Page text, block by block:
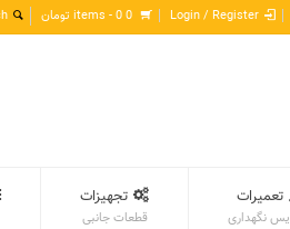
Login / Register
0 items -
0 تومان
تعمیرات
نگهداری
تجهیزات
قطعات جانبی